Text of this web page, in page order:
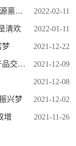
2022-02-11
才项当智调研“1+6”产业时强调 深挖资源禀赋 立足三高定位 选准...
2022-01-11
清欢
2021-12-22
梦
2021-12-09
舟曲县80余种农产品亮相甘南州农特产品交易会
2021-12-08
2021-12-02
兴梦
2021-11-26
增